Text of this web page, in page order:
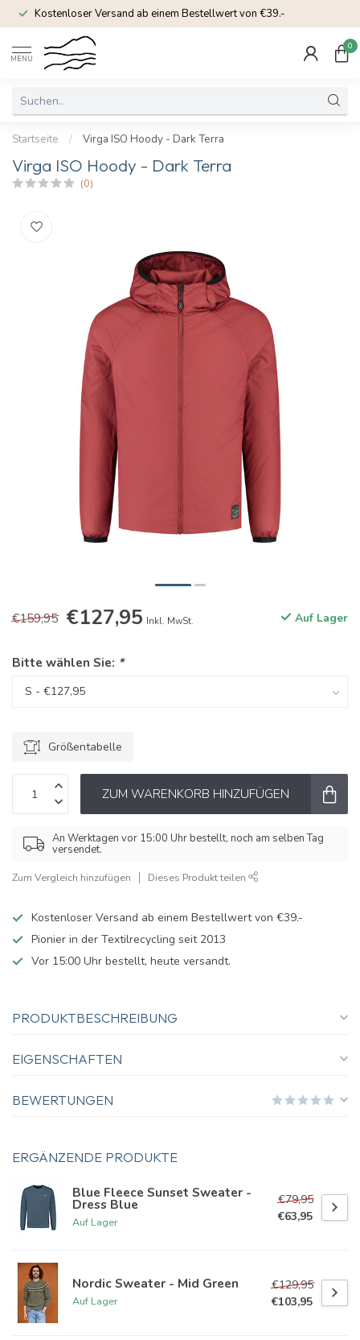
Kostenloser Versand ab einem Bestellwert von €39.-
MENU
0
Startseite / Virga ISO Hoody - Dark Terra
Virga ISO Hoody - Dark Terra
(0)
€159,95 €127,95 Inkl. MwSt. Auf Lager
Bitte wählen Sie: *
Größentabelle
ZUM WARENKORB HINZUFÜGEN
An Werktagen vor 15:00 Uhr bestellt, noch am selben Tag
versendet.
Zum Vergleich hinzufügen Dieses Produkt teilen
Kostenloser Versand ab einem Bestellwert von €39.-
Pionier in der Textilrecycling seit 2013
Vor 15:00 Uhr bestellt, heute versandt.
PRODUKTBESCHREIBUNG
EIGENSCHAFTEN
BEWERTUNGEN
ERGÄNZENDE PRODUKTE
Blue Fleece Sunset Sweater -
Dress Blue
Auf Lager
€79,95
€63,95
Nordic Sweater - Mid Green
Auf Lager
€129,95
€103,95